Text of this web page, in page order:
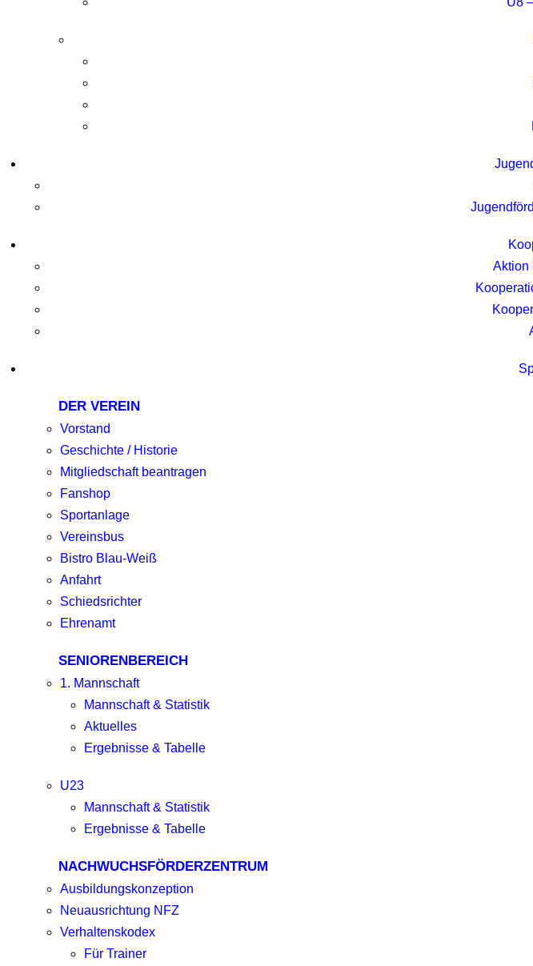
Aktion
DER VEREIN
Vorstand
Geschichte / Historie
Mitgliedschaft beantragen
Fanshop
Sportanlage
Vereinsbus
Bistro Blau-Weiß
Anfahrt
Schiedsrichter
Ehrenamt
SENIORENBEREICH
1. Mannschaft
Mannschaft & Statistik
Aktuelles
Ergebnisse & Tabelle
U23
Mannschaft & Statistik
Ergebnisse & Tabelle
NACHWUCHSFÖRDERZENTRUM
Ausbildungskonzeption
Neuausrichtung NFZ
Verhaltenskodex
Für Trainer